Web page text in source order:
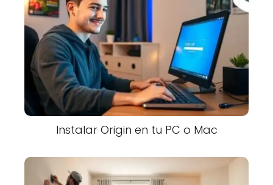
Instalar Origin en tu PC o Mac